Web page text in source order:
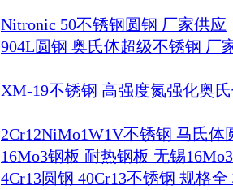
Nitronic 50不锈钢圆钢 厂家供应
904L圆钢 奥氏体超级不锈钢 厂
XM-19不锈钢 高强度氮强化奥
2Cr12NiMo1W1V不锈钢 马氏体
16Mo3钢板 耐热钢板 无锡
4Cr13圆钢 40Cr13不锈钢 规格全